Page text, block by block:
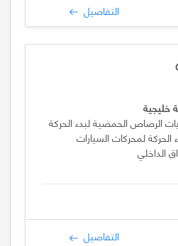
التفاصيل
خليجية
الرصاص الحمضية لبدء الحركة
لمحركات السيارات
الداخلي
التفاصيل